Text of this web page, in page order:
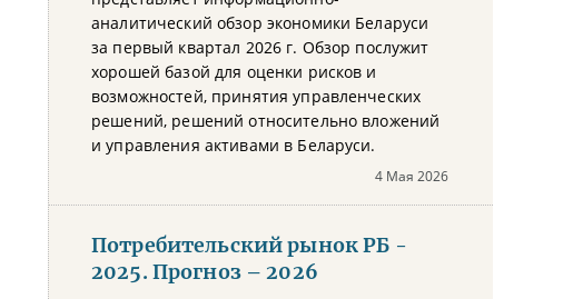
аналитический обзор экономики Беларуси
за первый квартал 2026 г. Обзор послужит
хорошей базой для оценки рисков и
возможностей, принятия управленческих
решений, решений относительно вложений
и управления активами в Беларуси.
4 Мая 2026
Потребительский рынок РБ -
2025. Прогноз – 2026